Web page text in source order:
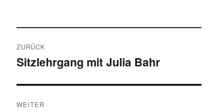
ZURÜCK
Vorheriger
Sitzlehrgang mit Julia Bahr
WEITER